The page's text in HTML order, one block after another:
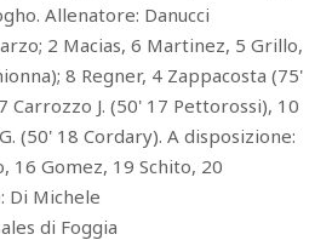
Allenatore: Danucci
2 Macias, 6 Martinez, 5 Grillo,
8 Regner, 4 Zappacosta (75'
Carrozzo J. (50' 17 Pettorossi), 10
(50' 18 Cordary). A disposizione:
16 Gomez, 19 Schito, 20
Di Michele
di Foggia